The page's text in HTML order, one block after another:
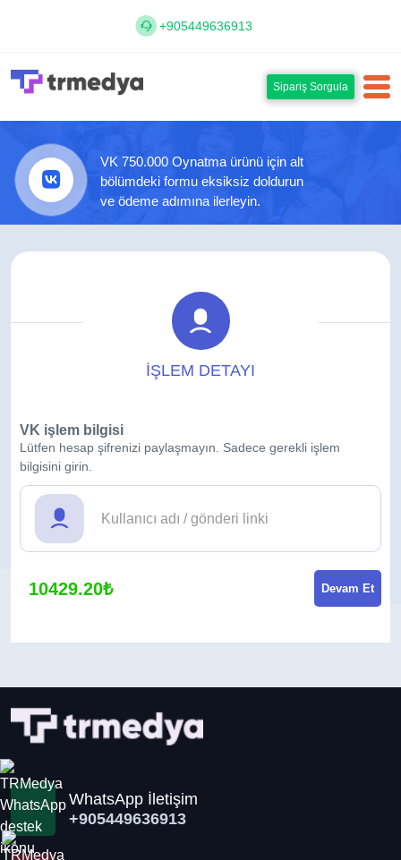
+905449636913
Sipariş Sorgula
VK 750.000 Oynatma ürünü için alt
bölümdeki formu eksiksiz doldurun
ve ödeme adımına ilerleyin.
İŞLEM DETAYI
VK işlem bilgisi
Lütfen hesap şifrenizi paylaşmayın. Sadece gerekli işlem
bilgisini girin.
10429.20₺ Devam Et
WhatsApp İletişim
+905449636913